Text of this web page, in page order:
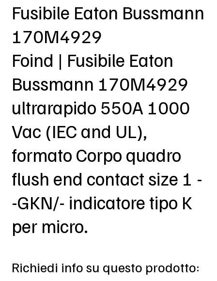
Fusibile Eaton Bussmann
170M4929
Foind | Fusibile Eaton
Bussmann 170M4929
ultrarapido 550A 1000
Vac (IEC and UL),
formato Corpo quadro
flush end contact size 1 -
-GKN/- indicatore tipo K
per micro.
Richiedi info su questo prodotto: